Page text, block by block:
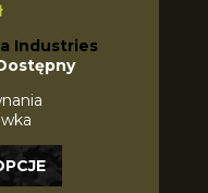
Industries